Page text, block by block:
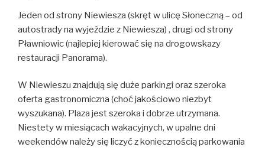
Jeden od strony Niewiesza (skręt w ulicę Słoneczną – od
autostrady na wyjeździe z Niewiesza) , drugi od strony
Pławniowic (najlepiej kierować się na drogowskazy
restauracji Panorama).
W Niewieszu znajdują się duże parkingi oraz szeroka
oferta gastronomiczna (choć jakościowo niezbyt
wyszukana). Plaza jest szeroka i dobrze utrzymana.
Niestety w miesiącach wakacyjnych, w upalne dni
weekendów należy się liczyć z koniecznością parkowania